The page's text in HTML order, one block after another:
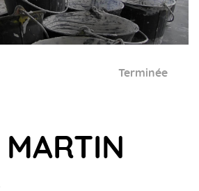
Terminée
MARTIN